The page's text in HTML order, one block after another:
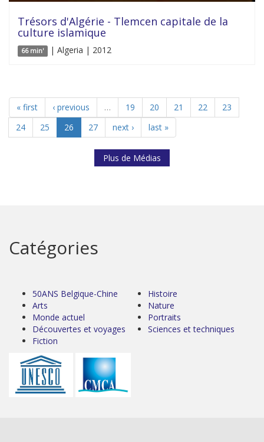
Trésors d'Algérie - Tlemcen capitale de la
culture islamique
66 min' | Algeria | 2012
« first ‹ previous … 19 20 21 22
23
24
25 26 27 next › last »
Plus de Médias
Catégories
50ANS Belgique-Chine
Arts
Monde actuel
Découvertes et voyages
Fiction
Histoire
Nature
Portraits
Sciences et techniques